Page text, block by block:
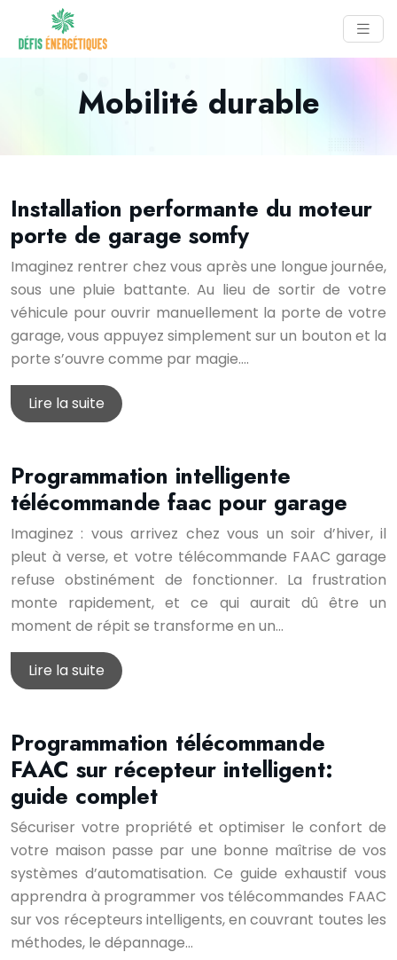
Mobilité durable
Installation performante du moteur
porte de garage somfy
Imaginez rentrer chez vous après une longue journée,
sous une pluie battante. Au lieu de sortir de votre
véhicule pour ouvrir manuellement la porte de votre
garage, vous appuyez simplement sur un bouton et la
porte s’ouvre comme par magie….
Lire la suite
Programmation intelligente
télécommande faac pour garage
Imaginez : vous arrivez chez vous un soir d’hiver, il
pleut à verse, et votre télécommande FAAC garage
refuse obstinément de fonctionner. La frustration
monte rapidement, et ce qui aurait dû être un
moment de répit se transforme en un…
Lire la suite
Programmation télécommande
FAAC sur récepteur intelligent:
guide complet
Sécuriser votre propriété et optimiser le confort de
votre maison passe par une bonne maîtrise de vos
systèmes d’automatisation. Ce guide exhaustif vous
apprendra à programmer vos télécommandes FAAC
sur vos récepteurs intelligents, en couvrant toutes les
méthodes, le dépannage…